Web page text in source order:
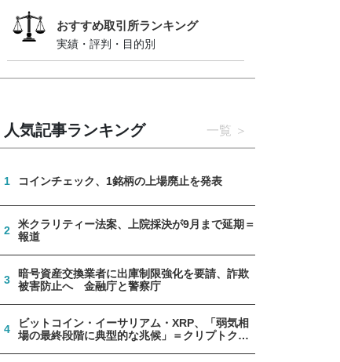
おすすめ取引所ランキング
実績・評判・目的別
人気記事ランキング 一覧
1 コインチェック、1銘柄の上場廃止を発表
2
米クラリティー法案、上院採決が9月まで延期＝
報道
3
暗号資産交換業者に出庫制限強化を要請、詐欺
被害防止へ 金融庁と警察庁
4
ビットコイン・イーサリアム・XRP、「弱気相
場の最終段階に典型的な兆候」＝クリプトクア